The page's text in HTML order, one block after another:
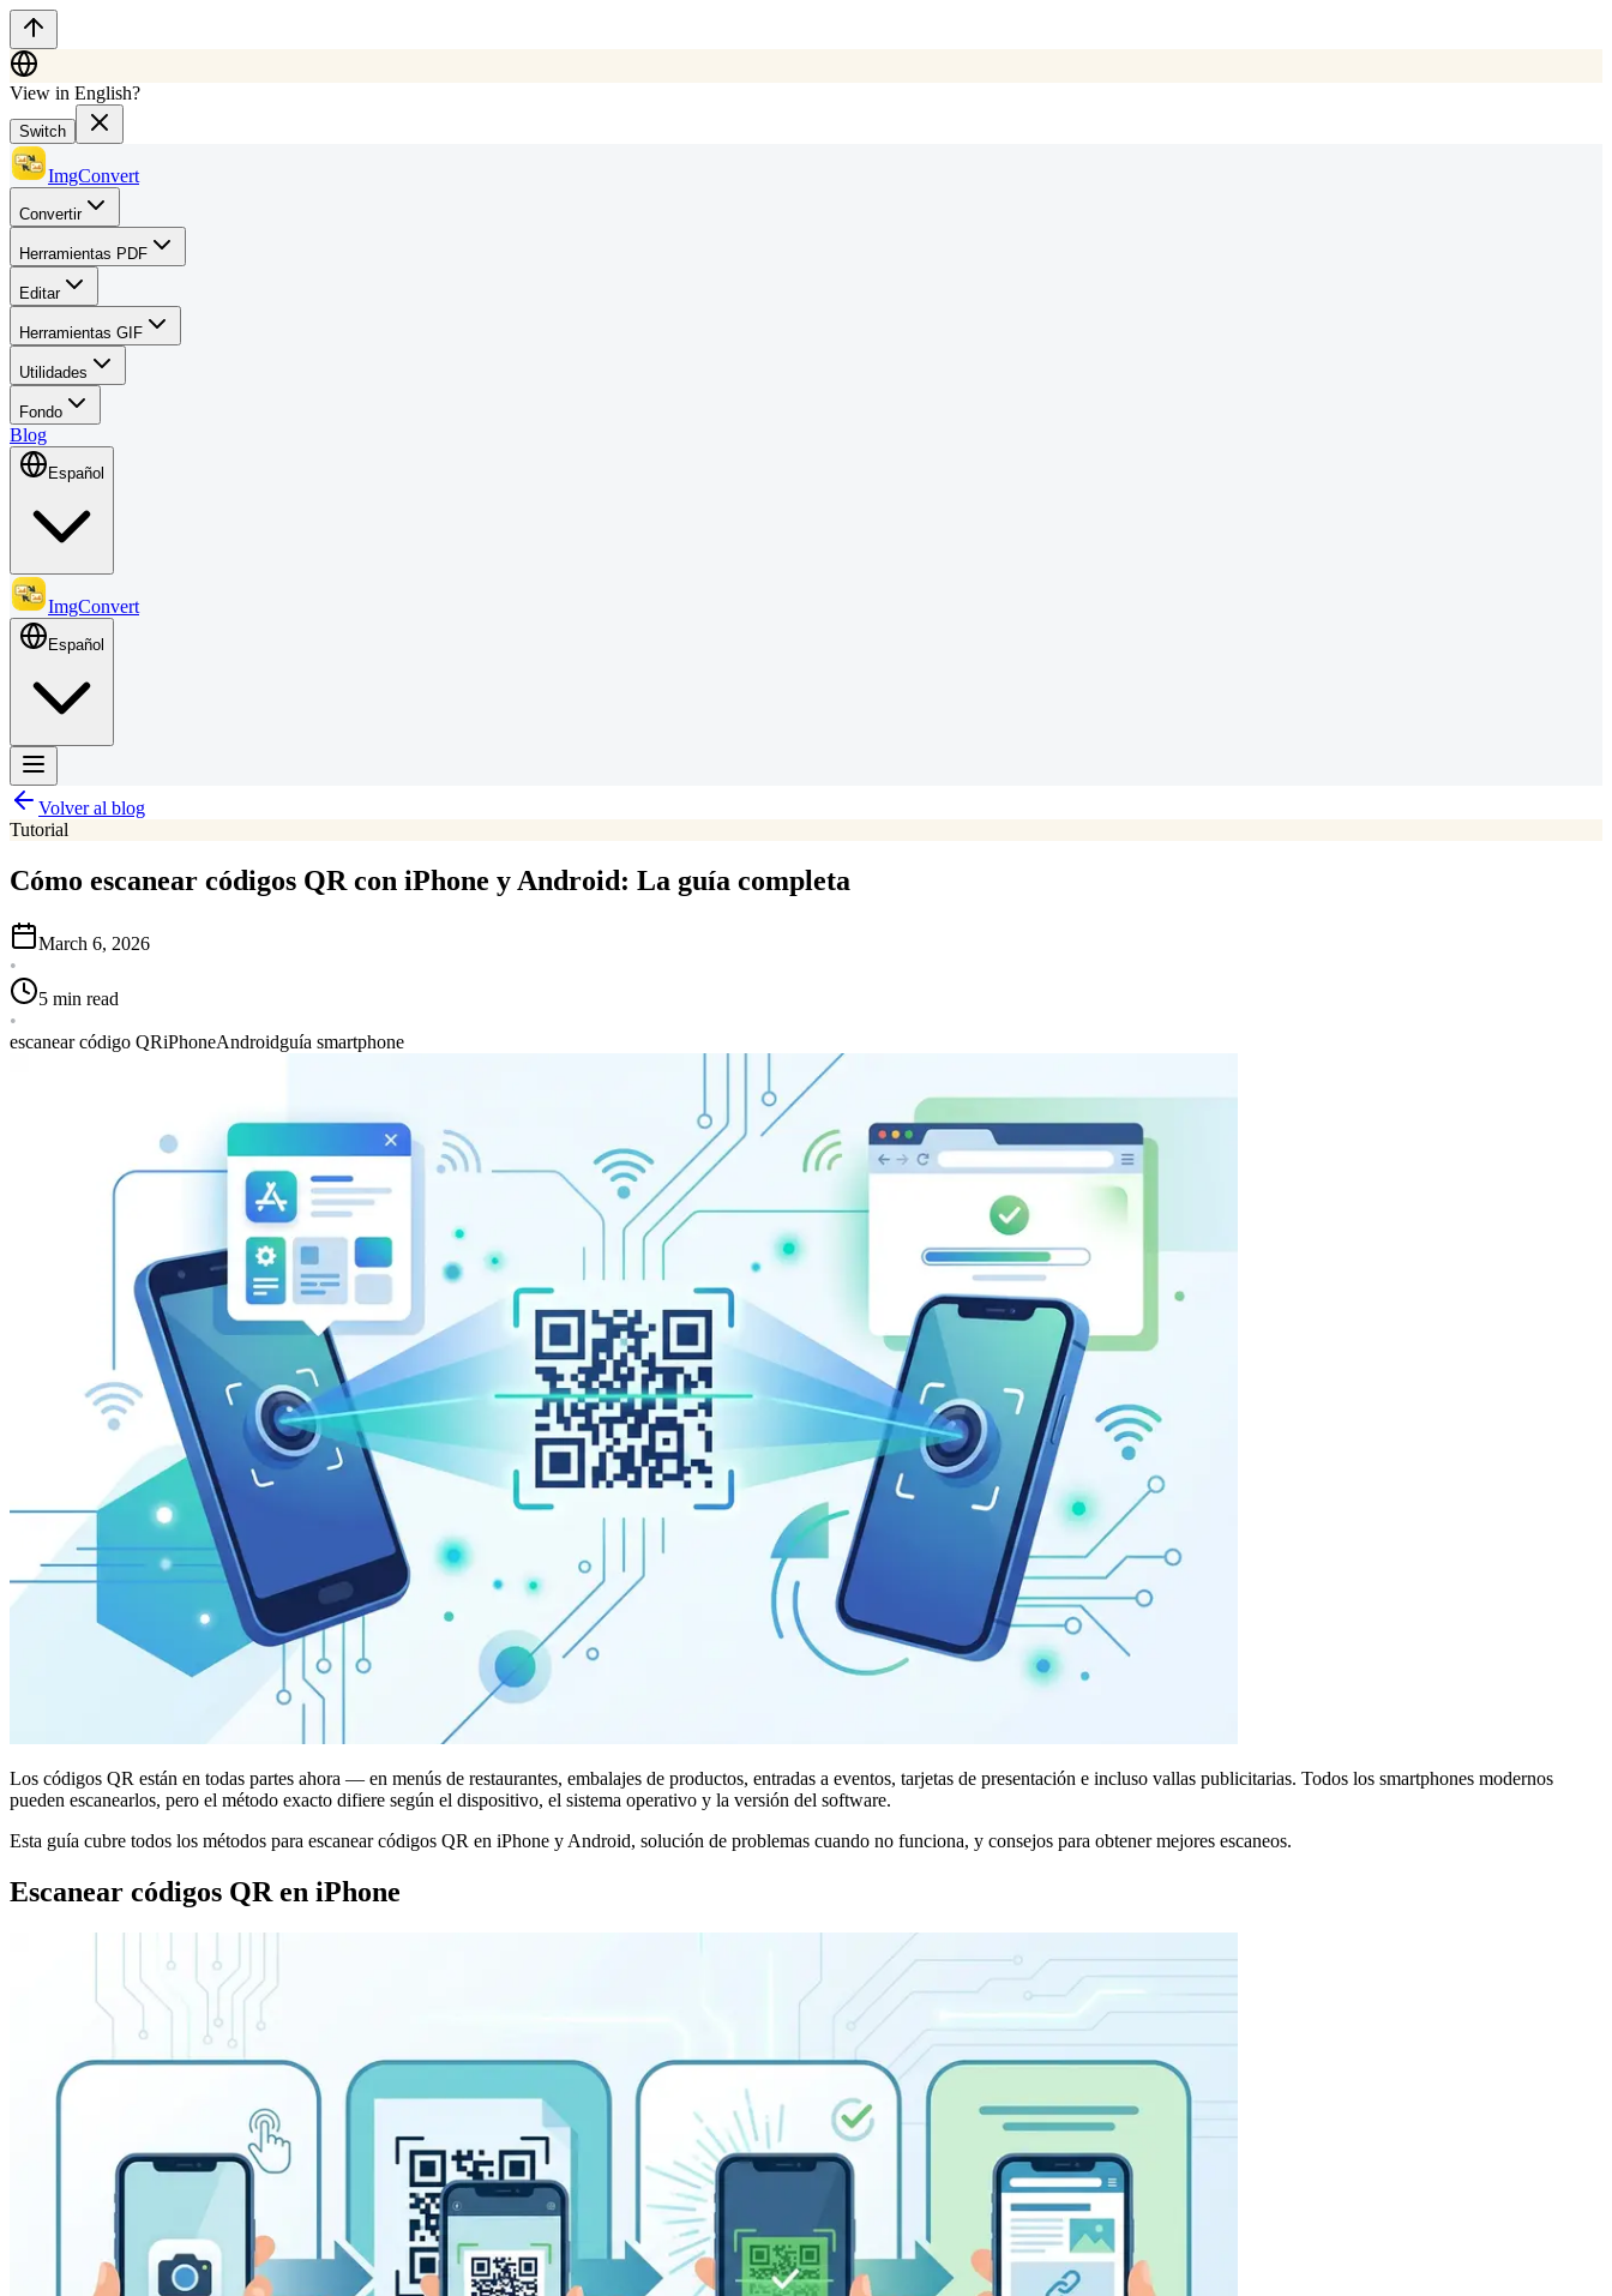
View in English?
Switch
ImgConvert
Convertir
Herramientas PDF
Editar
Herramientas GIF
Utilidades
Fondo
Blog
Español
ImgConvert
Español
Volver al blog
Tutorial
Cómo escanear códigos QR con iPhone y Android: La guía completa
March 6, 2026
•
5 min read
•
escanear código QRiPhoneAndroidguía smartphone
Los códigos QR están en todas partes ahora — en menús de restaurantes, embalajes de productos, entradas a eventos, tarjetas de presentación e incluso vallas publicitarias. Todos los smartphones modernos
pueden escanearlos, pero el método exacto difiere según el dispositivo, el sistema operativo y la versión del software.
Esta guía cubre todos los métodos para escanear códigos QR en iPhone y Android, solución de problemas cuando no funciona, y consejos para obtener mejores escaneos.
Escanear códigos QR en iPhone